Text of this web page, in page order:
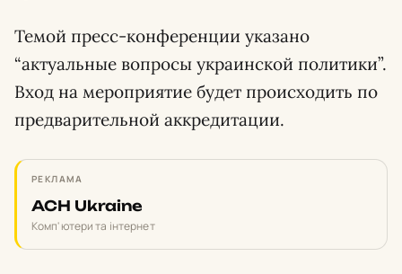
Темой пресс-конференции указано
“актуальные вопросы украинской политики”.
Вход на мероприятие будет происходить по
предварительной аккредитации.
РЕКЛАМА
ACH Ukraine
Комп'ютери та інтернет